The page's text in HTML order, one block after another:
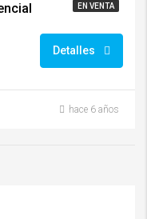
EN VENTA
Detalles
hace 6 años